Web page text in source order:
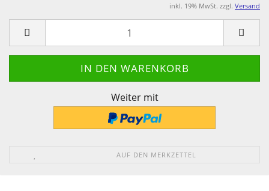
inkl. 19% MwSt. zzgl. Versand
Weiter mit
AUF DEN MERKZETTEL